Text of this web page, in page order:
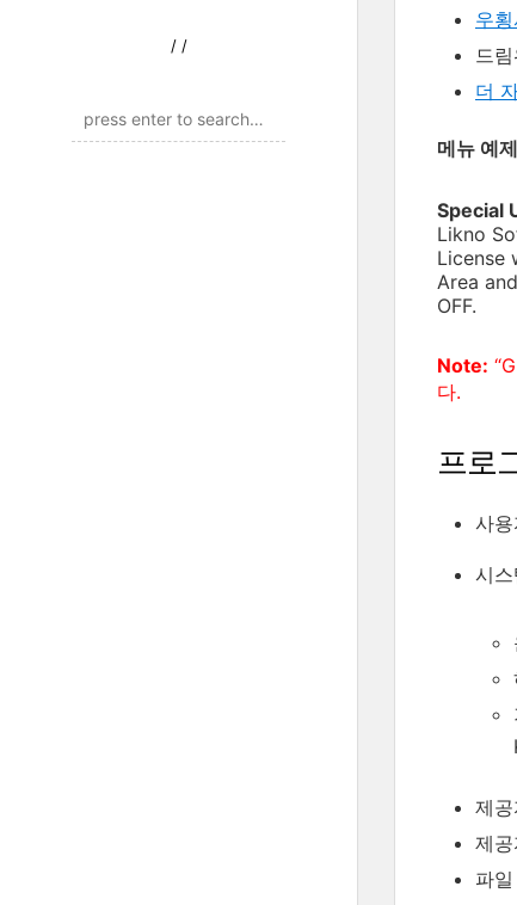
/ /
우횡
드
더
메뉴 예
Special
Likno
License
Area
OFF.
Note:
다.
프로
사
시
제
제
파